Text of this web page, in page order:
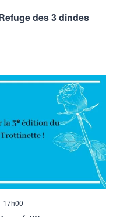
des 3 dindes
17h00